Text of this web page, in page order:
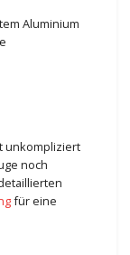
Aluminium
unkompliziert
noch
für eine